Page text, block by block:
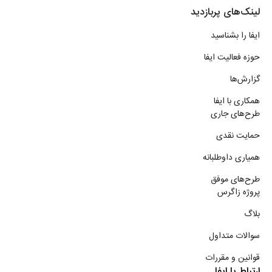
لینک‌های پربازدید
ایفا را بشناسید
حوزه فعالیت ایفا
گزارش‌ها
همکاری با ایفا
طرح‌های جاری
حمایت نقدی
همیاری داوطلبانه
طرح‌های موفق
پروژه زاگرس
بلاگ
سوالات متداول
قوانین و مقررات